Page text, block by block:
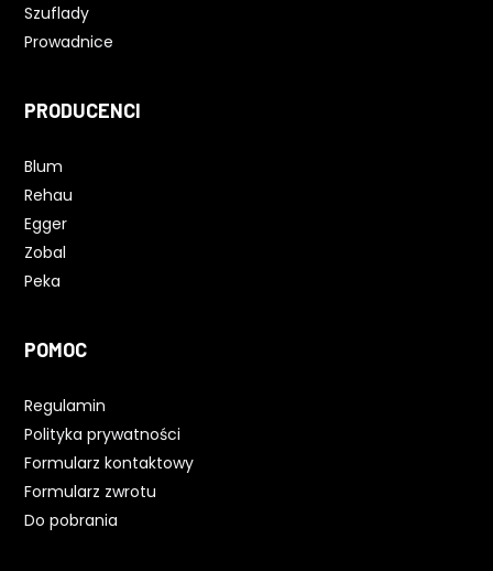
Szuflady
Prowadnice
PRODUCENCI
Blum
Rehau
Egger
Zobal
Peka
POMOC
Regulamin
Polityka prywatności
Formularz kontaktowy
Formularz zwrotu
Do pobrania